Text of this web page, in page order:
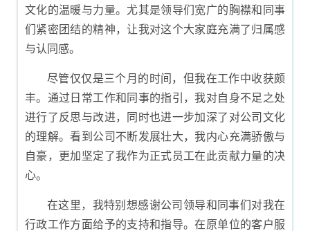
文化的温暖与力量。尤其是领导们宽广的胸襟和同事
们紧密团结的精神，让我对这个大家庭充满了归属感
与认同感。
尽管仅仅是三个月的时间，但我在工作中收获颇
丰。通过日常工作和同事的指引，我对自身不足之处
进行了反思与改进，同时也进一步加深了对公司文化
的理解。看到公司不断发展壮大，我内心充满骄傲与
自豪，更加坚定了我作为正式员工在此贡献力量的决
心。
在这里，我特别想感谢公司领导和同事们对我在
行政工作方面给予的支持和指导。在原单位的客户服